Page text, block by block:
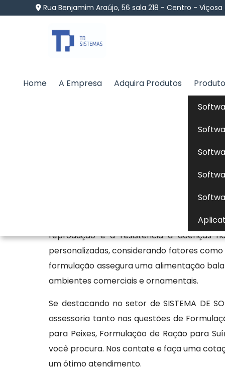
Rua Benjamim Araújo, 56 sala 218 - Centro - Viçosa
Home A Empresa Adquira Produtos
Formulação de
Formulação de Ração para
necessidades nutricionais de
qualidade, lipídios, vitaminas e minerais,
reprodução e a resistência a doenças
personalizadas, considerando fatores
formulação assegura uma alimentação
ambientes comerciais e ornamentais.
Se destacando no setor de SISTEMA DE
assessoria tanto nas questões de
para Peixes, Formulação de Ração para
você procura. Nos contate e faça uma
um ótimo atendimento.